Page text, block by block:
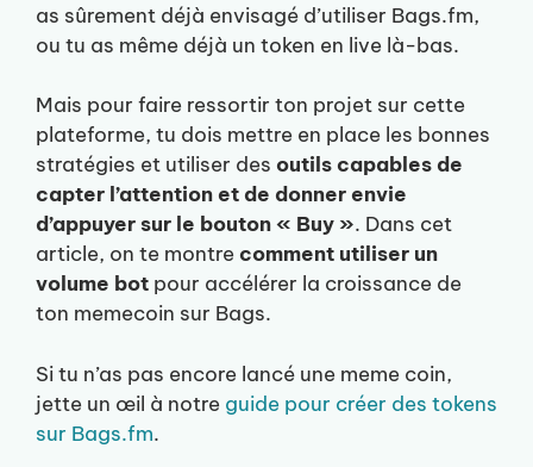
as sûrement déjà envisagé d’utiliser Bags.fm,
ou tu as même déjà un token en live là-bas.
Mais pour faire ressortir ton projet sur cette
plateforme, tu dois mettre en place les bonnes
stratégies et utiliser des outils capables de
capter l’attention et de donner envie
d’appuyer sur le bouton « Buy ». Dans cet
article, on te montrecomment utiliser un
volume bot pour accélérer la croissance de
ton memecoin sur Bags.
Si tu n’as pas encore lancé une meme coin,
jette un œil à notre guide pour créer des tokens
sur Bags.fm.